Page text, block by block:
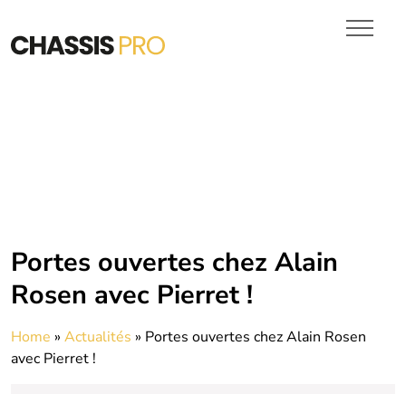
Portes ouvertes chez Alain
Rosen avec Pierret !
Home » Actualités » Portes ouvertes chez Alain Rosen
avec Pierret !
VITRAGES